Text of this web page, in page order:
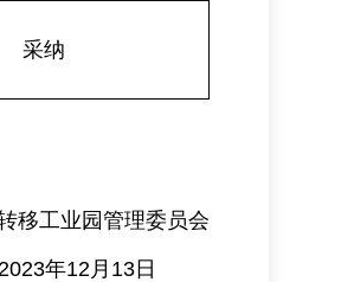
采纳
移工业园管理委员会
日